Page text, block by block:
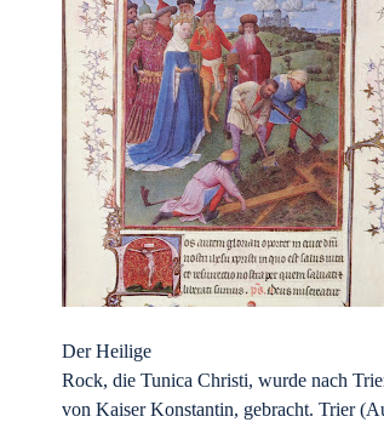
Der Heilige
Rock, die Tunica Christi, wurde nach
von Kaiser Konstantin, gebracht. Trier